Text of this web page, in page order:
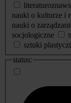
nauki o kulturze i
nauki o
socjologiczne
sztuki
status: